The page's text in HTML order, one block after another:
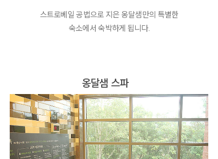
스트로베일 공법으로 지은 옹달샘만의 특별한
숙소에서 숙박하게 됩니다.
옹달샘 스파